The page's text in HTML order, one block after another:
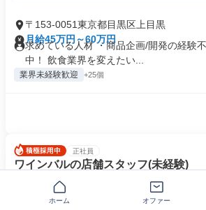
〒153-0051東京都目黒区上目黒
月給45万円～60万円
求めている人材 ・商品企画/開発の経験
中！ 飲食業界を変えたい...
業界未経験歓迎 +25個
正社員
ワインバルの店舗スタッフ(未経験)
株式会社ガーデン
飲食で成長したい方へ/今だけ入社祝50万/月8
ホーム オファー